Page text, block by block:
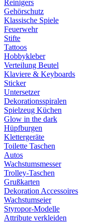
Reinigers
Gehörschutz
Klassische Spiele
Feuerwehr
Stifte
Tattoos
Hobbykleber
Verteilung Beutel
Klaviere & Keyboards
Sticker
Untersetzer
Dekorationsspiralen
Spielzeug Küchen
Glow in the dark
Hüpfburgen
Klettergeräte
Toilette Taschen
Autos
Wachstumsmesser
Trolley-Taschen
Grußkarten
Dekoration Accessoires
Wachstumseier
Styropor-Modelle
Attribute verkleiden